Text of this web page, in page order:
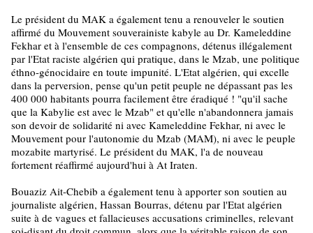
Le président du MAK a également tenu a renouveler le soutien
affirmé du Mouvement souverainiste kabyle au Dr. Kameleddine
Fekhar et à l'ensemble de ces compagnons, détenus illégalement
par l'Etat raciste algérien qui pratique, dans le Mzab, une politique
éthno-génocidaire en toute impunité. L'Etat algérien, qui excelle
dans la perversion, pense qu'un petit peuple ne dépassant pas les
400 000 habitants pourra facilement être éradiqué ! "qu'il sache
que la Kabylie est avec le Mzab" et qu'elle n'abandonnera jamais
son devoir de solidarité ni avec Kameleddine Fekhar, ni avec le
Mouvement pour l'autonomie du Mzab (MAM), ni avec le peuple
mozabite martyrisé. Le président du MAK, l'a de nouveau
fortement réaffirmé aujourd'hui à At Iraten.
Bouaziz Ait-Chebib a également tenu à apporter son soutien au
journaliste algérien, Hassan Bourras, détenu par l'Etat algérien
suite à de vagues et fallacieuses accusations criminelles, relevant